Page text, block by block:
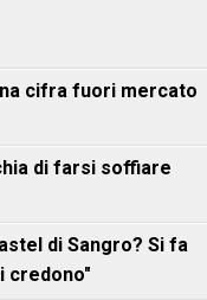
cifra fuori mercato
di farsi soffiare
di Sangro? Si fa
credono"